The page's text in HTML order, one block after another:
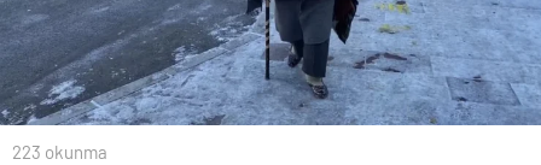
223 okunma